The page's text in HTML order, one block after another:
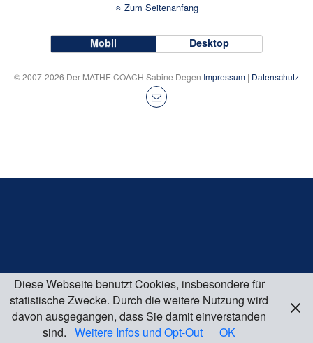
Zum Seitenanfang
Mobil Desktop
© 2007-2026 Der MATHE COACH Sabine Degen Impressum | Datenschutz
Diese Webseite benutzt Cookies, insbesondere für
statistische Zwecke. Durch die weitere Nutzung wird
davon ausgegangen, dass Sie damit einverstanden
sind. Weitere Infos und Opt-Out OK